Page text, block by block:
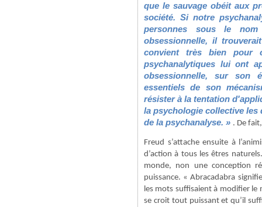
que le sauvage obéit aux
société. Si notre
personnes sous le
obsessionnelle, il
convient très bien pour
psychanalytiques lui ont
obsessionnelle, sur son
essentiels de son
résister à la tentation
la psychologie collective les
de la psychanalyse. » . De
Freud s’attache ensuite à
d’action à tous les êtres
monde, non une conception
puissance. « Abracadabra
les mots suffisaient à modifier le
se croit tout puissant et qu’il